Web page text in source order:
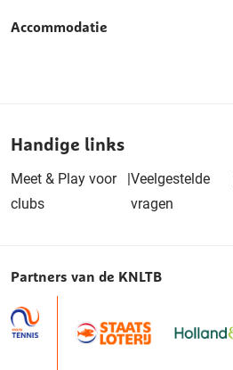
Accommodatie
Handige links
Meet & Play voor
clubs
|Veelgestelde
vragen
Partners van de KNLTB